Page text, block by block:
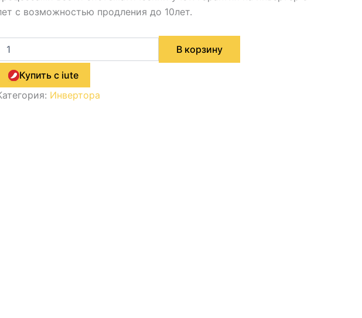
с возможностью продления до 10лет.
В корзину
Купить с iute
Инвертора